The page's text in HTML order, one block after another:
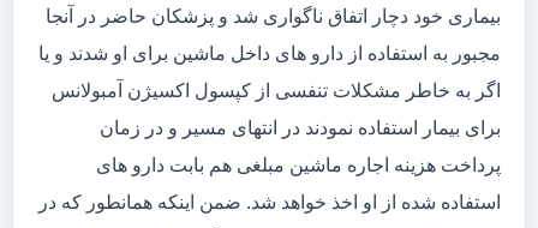
بیماری خود دچار اتفاق ناگواری شد و پزشکان حاضر در آنجا
مجبور به استفاده از دارو های داخل ماشین برای او شدند و یا
اگر به خاطر مشکلات تنفسی از کپسول اکسیژن آمبولانس
برای بیمار استفاده نمودند در انتهای مسیر و در زمان
پرداخت هزینه اجاره ماشین مبلغی هم بابت دارو های
استفاده شده از او اخذ خواهد شد. ضمن اینکه همانطور که در